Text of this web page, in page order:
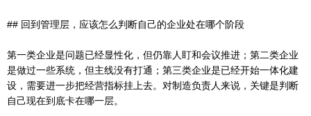
## 回到管理层，应该怎么判断自己的企业处在哪个阶段
第一类企业是问题已经显性化，但仍靠人盯和会议推进；第二类企业
是做过一些系统，但主线没有打通；第三类企业是已经开始一体化建
设，需要进一步把经营指标挂上去。对制造负责人来说，关键是判断
自己现在到底卡在哪一层。